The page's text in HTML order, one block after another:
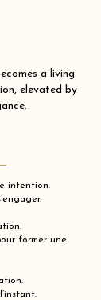
a living
elevated by
intention.
former une